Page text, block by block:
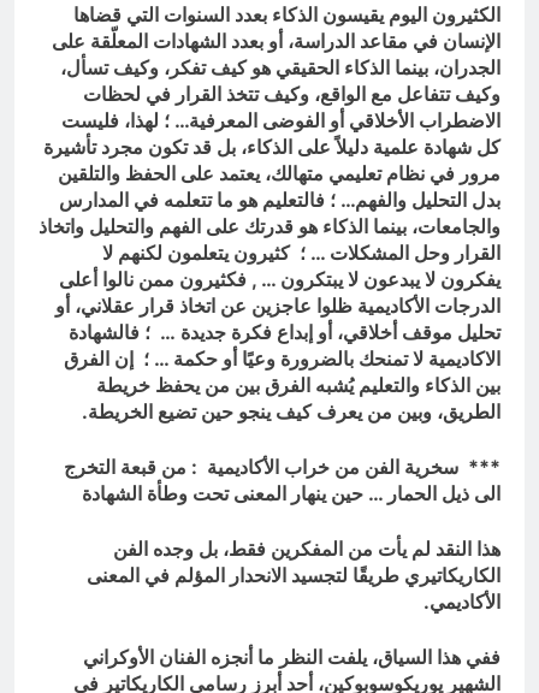
الكثيرون اليوم يقيسون الذكاء بعدد السنوات التي قضاها
الإنسان في مقاعد الدراسة، أو بعدد الشهادات المعلّقة على
الجدران، بينما الذكاء الحقيقي هو كيف تفكر، وكيف تسأل،
وكيف تتفاعل مع الواقع، وكيف تتخذ القرار في لحظات
الاضطراب الأخلاقي أو الفوضى المعرفية… ؛ لهذا، فليست
كل شهادة علمية دليلاً على الذكاء، بل قد تكون مجرد تأشيرة
مرور في نظام تعليمي متهالك، يعتمد على الحفظ والتلقين
بدل التحليل والفهم… ؛ فالتعليم هو ما تتعلمه في المدارس
والجامعات، بينما الذكاء هو قدرتك على الفهم والتحليل واتخاذ
القرار وحل المشكلات … ؛ كثيرون يتعلمون لكنهم لا
يفكرون لا يبدعون لا يبتكرون … , فكثيرون ممن نالوا أعلى
الدرجات الأكاديمية ظلوا عاجزين عن اتخاذ قرار عقلاني، أو
تحليل موقف أخلاقي، أو إبداع فكرة جديدة … ؛ فالشهادة
الاكاديمية لا تمنحك بالضرورة وعيًا أو حكمة … ؛ إن الفرق
بين الذكاء والتعليم يُشبه الفرق بين من يحفظ خريطة
الطريق، وبين من يعرف كيف ينجو حين تضيع الخريطة.
*** سخرية الفن من خراب الأكاديمية : من قبعة التخرج
الى ذيل الحمار … حين ينهار المعنى تحت وطأة الشهادة
هذا النقد لم يأت من المفكرين فقط، بل وجده الفن
الكاريكاتيري طريقًا لتجسيد الانحدار المؤلم في المعنى
الأكاديمي.
ففي هذا السياق، يلفت النظر ما أنجزه الفنان الأوكراني
الشهير يوريكوسوبوكين، أحد أبرز رسامي الكاريكاتير في